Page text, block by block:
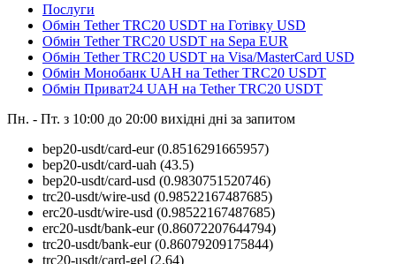
Послуги
Обмін Tether TRC20 USDT на Готівку USD
Обмін Tether TRC20 USDT на Sepa EUR
Обмін Tether TRC20 USDT на Visa/MasterCard USD
Обмін Монобанк UAH на Tether TRC20 USDT
Обмін Приват24 UAH на Tether TRC20 USDT
Пн. - Пт. з 10:00 до 20:00 вихідні дні за запитом
bep20-usdt/card-eur (0.8516291665957)
bep20-usdt/card-uah (43.5)
bep20-usdt/card-usd (0.9830751520746)
trc20-usdt/wire-usd (0.98522167487685)
erc20-usdt/wire-usd (0.98522167487685)
erc20-usdt/bank-eur (0.86072207644794)
trc20-usdt/bank-eur (0.86079209175844)
trc20-usdt/card-gel (2.64)